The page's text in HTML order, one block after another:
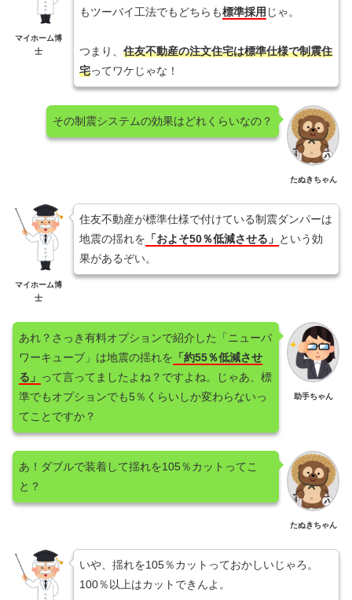
マイホーム博
士
もツーバイ工法でもどちらも標準採用 じゃ。
つまり、 住友不動産の注文住宅は標準仕様で制震住
宅ってワケじゃな！
たぬきちゃん
その制震システムの効果はどれくらいなの？
マイホーム博
士
住友不動産が標準仕様で付けている制震ダンパーは
地震の揺れを 「およそ50％低減させる」 という効
果があるぞい。
助手ちゃん
あれ？さっき有料オプションで紹介した「ニューパ
ワーキューブ」は地震の揺れを 「約55％低減させ
る」 って言ってましたよね？ですよね。じゃあ、標
準でもオプションでも5％くらいしか変わらないっ
てことですか？
たぬきちゃん
あ！ダブルで装着して揺れを105％カットってこ
と？
いや、揺れを105％カットっておかしいじゃろ。
100％以上はカットできんよ。